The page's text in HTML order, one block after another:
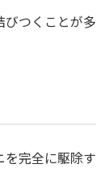
つくことが多
完全に駆除す